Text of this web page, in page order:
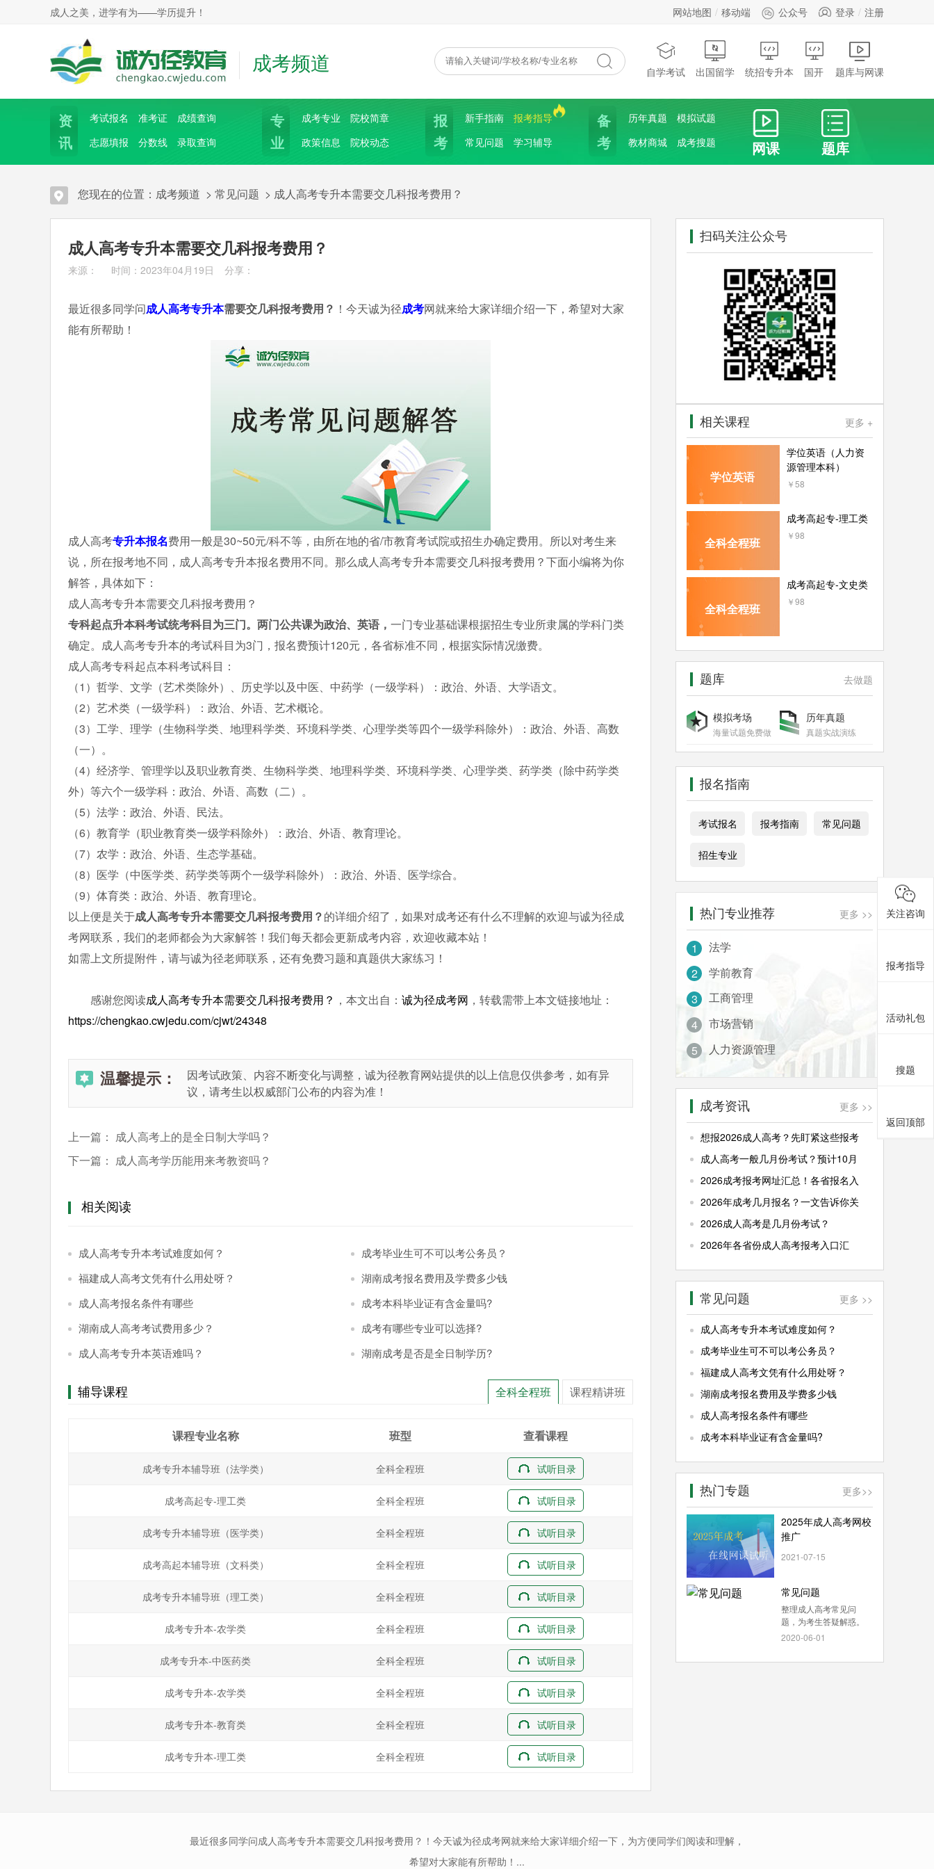
成人之美，进学有为——学历提升！ 网站地图 移动端 公众号 登录 注册
成考频道 自学考试 出国留学 统招专升本 国开 题库与网课
资
讯
考试报名 准考证
成绩查询
志愿填报
分数线 录取查询
专
业
成考专业
院校简章
政策信息
院校动态
报
考
新手指南
报考指导
常见问题
学习辅导
备
考
历年真题
模拟试题
教材商城
成考搜题 网课 题库
您现在的位置： 成考频道 > 常见问题 > 成人高考专升本需要交几科报考费用？
成人高考专升本需要交几科报考费用？
来源： 时间：2023年04月19日 分享：
最近很多同学问成人高考专升本需要交几科报考费用？ ！今天诚为径成考网就来给大家详细介绍一下，希望对大家
能有所帮助！
成人高考专升本报名费用一般是30~50元/科不等，由所在地的省/市教育考试院或招生办确定费用。所以对考生来
说，所在报考地不同，成人高考专升本报名费用不同。那么成人高考专升本需要交几科报考费用？下面小编将为你
解答，具体如下：
成人高考专升本需要交几科报考费用？
专科起点升本科考试统考科目为三门。两门公共课为政治、英语， 一门专业基础课根据招生专业所隶属的学科门类
确定。成人高考专升本的考试科目为3门，报名费预计120元，各省标准不同，根据实际情况缴费。
成人高考专科起点本科考试科目：
（1）哲学、文学（艺术类除外）、历史学以及中医、中药学（一级学科）：政治、外语、大学语文。
（2）艺术类（一级学科）：政治、外语、艺术概论。
（3）工学、理学（生物科学类、地理科学类、环境科学类、心理学类等四个一级学科除外）：政治、外语、高数
（一）。
（4）经济学、管理学以及职业教育类、生物科学类、地理科学类、环境科学类、心理学类、药学类（除中药学类
外）等六个一级学科：政治、外语、高数（二）。
（5）法学：政治、外语、民法。
（6）教育学（职业教育类一级学科除外）：政治、外语、教育理论。
（7）农学：政治、外语、生态学基础。
（8）医学（中医学类、药学类等两个一级学科除外）：政治、外语、医学综合。
（9）体育类：政治、外语、教育理论。
以上便是关于成人高考专升本需要交几科报考费用？的详细介绍了，如果对成考还有什么不理解的欢迎与诚为径成
考网联系，我们的老师都会为大家解答！我们每天都会更新成考内容，欢迎收藏本站！
如需上文所提附件，请与诚为径老师联系，还有免费习题和真题供大家练习！
感谢您阅读成人高考专升本需要交几科报考费用？ ，本文出自： 诚为径成考网 ，转载需带上本文链接地址：
https://chengkao.cwjedu.com/cjwt/24348
温馨提示：
因考试政策、内容不断变化与调整，诚为径教育网站提供的以上信息仅供参考，如有异
议，请考生以权威部门公布的内容为准！
上一篇： 成人高考上的是全日制大学吗？
下一篇： 成人高考学历能用来考教资吗？
相关阅读
成人高考专升本考试难度如何？
成考毕业生可不可以考公务员？
福建成人高考文凭有什么用处呀？
湖南成考报名费用及学费多少钱
成人高考报名条件有哪些
成考本科毕业证有含金量吗?
湖南成人高考考试费用多少？
成考有哪些专业可以选择?
成人高考专升本英语难吗？
湖南成考是否是全日制学历?
辅导课程 全科全程班 课程精讲班
课程专业名称 班型 查看课程
成考专升本辅导班（法学类） 全科全程班 试听目录
成考高起专-理工类 全科全程班 试听目录
成考专升本辅导班（医学类） 全科全程班 试听目录
成考高起本辅导班（文科类） 全科全程班 试听目录
成考专升本辅导班（理工类） 全科全程班 试听目录
成考专升本-农学类 全科全程班 试听目录
成考专升本-中医药类 全科全程班 试听目录
成考专升本-农学类 全科全程班 试听目录
成考专升本-教育类 全科全程班 试听目录
成考专升本-理工类 全科全程班 试听目录
扫码关注公众号
相关课程 更多 +
学位英语
学位英语（人力资
源管理本科）
￥58
全科全程班
成考高起专-理工类
￥98
全科全程班
成考高起专-文史类
￥98
题库 去做题
模拟考场
海量试题免费做
历年真题
真题实战演练
报名指南
考试报名 报考指南 常见问题
招生专业
热门专业推荐 更多 >>
1
法学
2
学前教育
3
工商管理
4
市场营销
5
人力资源管理
成考资讯 更多 >>
想报2026成人高考？先盯紧这些报考
成人高考一般几月份考试？预计10月
2026成考报考网址汇总！各省报名入
2026年成考几月报名？一文告诉你关
2026成人高考是几月份考试？
2026年各省份成人高考报考入口汇
常见问题 更多 >>
成人高考专升本考试难度如何？
成考毕业生可不可以考公务员？
福建成人高考文凭有什么用处呀？
湖南成考报名费用及学费多少钱
成人高考报名条件有哪些
成考本科毕业证有含金量吗?
热门专题 更多>>
2025年成人高考网校
推广
2021-07-15
常见问题
整理成人高考常见问
题，为考生答疑解惑。
2020-06-01
最近很多同学问成人高考专升本需要交几科报考费用？！今天诚为径成考网就来给大家详细介绍一下，为方便同学们阅读和理解，
希望对大家能有所帮助！...
关注咨询
报考指导
活动礼包
搜题
返回顶部